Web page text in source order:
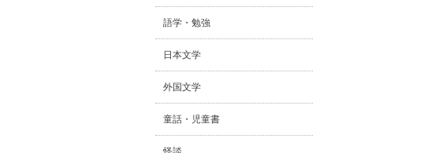
語学・勉強
日本文学
外国文学
童話・児童書